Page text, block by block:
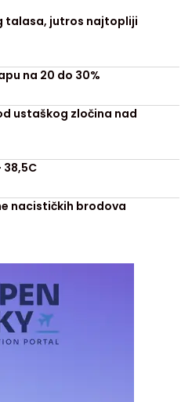
talasa, jutros najtopliji
na 20 do 30%
ustaškog zločina nad
nacističkih brodova